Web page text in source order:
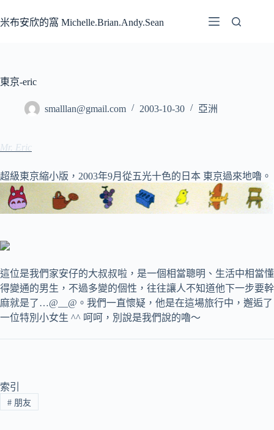
至
容
米布安欣的窩 Michelle.Brian.Andy.Sean
東京-eric
smalllan@gmail.com 2003-10-30 亞洲
Mr. Eric
超級東京縮小版，2003年9月從五光十色的日本 東京過來地嚕。
這位是我們家安仔的大叔叔啦，是一個相當聰明、生活中相當懂
得變通的男生，不過多變的個性，往往讓人不知道他下一步要幹
麻就是了…@__@。我們一直懷疑，他是在這場旅行中，邂逅了
一位特別小女生 ^^ 呵呵，別說是我們說的嚕～
索引
#朋友